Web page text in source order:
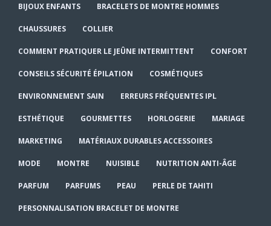
BIJOUX ENFANTS BRACELETS DE MONTRE HOMMES
CHAUSSURES COLLIER
COMMENT PRATIQUER LE JEÛNE INTERMITTENT CONFORT
CONSEILS SÉCURITÉ ÉPILATION COSMÉTIQUES
ENVIRONNEMENT SAIN ERREURS FRÉQUENTES IPL
ESTHÉTIQUE GOURMETTES HORLOGERIE MARIAGE
MARKETING MATÉRIAUX DURABLES ACCESSOIRES
MODE MONTRE NUISIBLE NUTRITION ANTI-ÂGE
PARFUM PARFUMS PEAU PERLE DE TAHITI
PERSONNALISATION BRACELET DE MONTRE